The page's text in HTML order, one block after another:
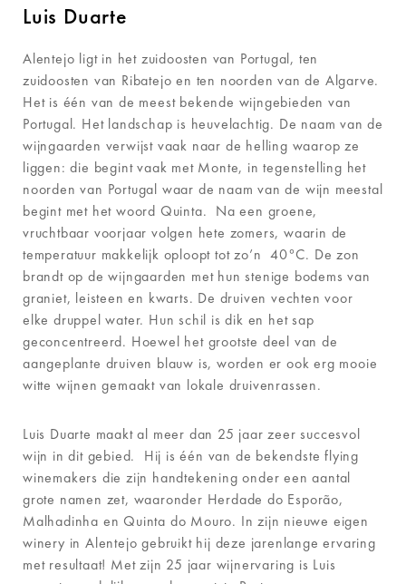
Luis Duarte
Alentejo ligt in het zuidoosten van Portugal, ten
zuidoosten van Ribatejo en ten noorden van de Algarve.
Het is één van de meest bekende wijngebieden van
Portugal. Het landschap is heuvelachtig. De naam van de
wijngaarden verwijst vaak naar de helling waarop ze
liggen: die begint vaak met Monte, in tegenstelling het
noorden van Portugal waar de naam van de wijn meestal
begint met het woord Quinta. Na een groene,
vruchtbaar voorjaar volgen hete zomers, waarin de
temperatuur makkelijk oploopt tot zo’n 40°C. De zon
brandt op de wijngaarden met hun stenige bodems van
graniet, leisteen en kwarts. De druiven vechten voor
elke druppel water. Hun schil is dik en het sap
geconcentreerd. Hoewel het grootste deel van de
aangeplante druiven blauw is, worden er ook erg mooie
witte wijnen gemaakt van lokale druivenrassen.
Luis Duarte maakt al meer dan 25 jaar zeer succesvol
wijn in dit gebied. Hij is één van de bekendste flying
winemakers die zijn handtekening onder een aantal
grote namen zet, waaronder Herdade do Esporão,
Malhadinha en Quinta do Mouro. In zijn nieuwe eigen
winery in Alentejo gebruikt hij deze jarenlange ervaring
met resultaat! Met zijn 25 jaar wijnervaring is Luis